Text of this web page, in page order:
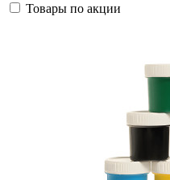
Товары по акции